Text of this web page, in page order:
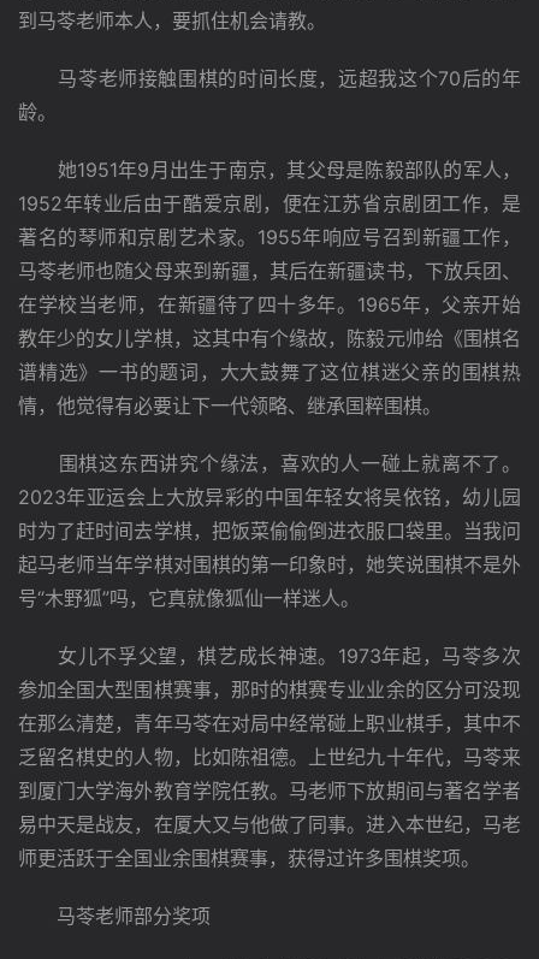
到马苓老师本人，要抓住机会请教。
马苓老师接触围棋的时间长度，远超我这个70后的年
龄。
她1951年9月出生于南京，其父母是陈毅部队的军人，
1952年转业后由于酷爱京剧，便在江苏省京剧团工作，是
著名的琴师和京剧艺术家。1955年响应号召到新疆工作，
马苓老师也随父母来到新疆，其后在新疆读书，下放兵团、
在学校当老师，在新疆待了四十多年。1965年，父亲开始
教年少的女儿学棋，这其中有个缘故，陈毅元帅给《围棋名
谱精选》一书的题词，大大鼓舞了这位棋迷父亲的围棋热
情，他觉得有必要让下一代领略、继承国粹围棋。
围棋这东西讲究个缘法，喜欢的人一碰上就离不了。
2023年亚运会上大放异彩的中国年轻女将吴依铭，幼儿园
时为了赶时间去学棋，把饭菜偷偷倒进衣服口袋里。当我问
起马老师当年学棋对围棋的第一印象时，她笑说围棋不是外
号“木野狐”吗，它真就像狐仙一样迷人。
女儿不孚父望，棋艺成长神速。1973年起，马苓多次
参加全国大型围棋赛事，那时的棋赛专业业余的区分可没现
在那么清楚，青年马苓在对局中经常碰上职业棋手，其中不
乏留名棋史的人物，比如陈祖德。上世纪九十年代，马苓来
到厦门大学海外教育学院任教。马老师下放期间与著名学者
易中天是战友，在厦大又与他做了同事。进入本世纪，马老
师更活跃于全国业余围棋赛事，获得过许多围棋奖项。
马苓老师部分奖项